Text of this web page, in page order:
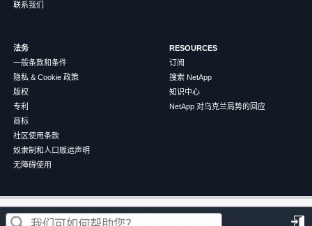
这篇文章对您有帮助吗？
联系我们
法务
一般条款和条件
隐私 & Cookie 政策
版权
专利
商标
社区使用条款
奴隶制和人口贩运声明
无障碍使用
RESOURCES
订阅
搜索 NetApp
知识中心
NetApp 对乌克兰局势的回应
©2026NetApp 中文（简体）
隐私政策